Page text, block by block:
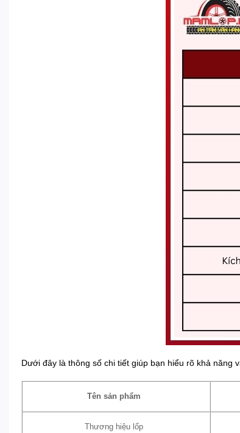
Dưới đây là thông số chi tiết giúp bạn hiểu rõ khả năng
Tên sản phẩm
Thương hiệu lốp